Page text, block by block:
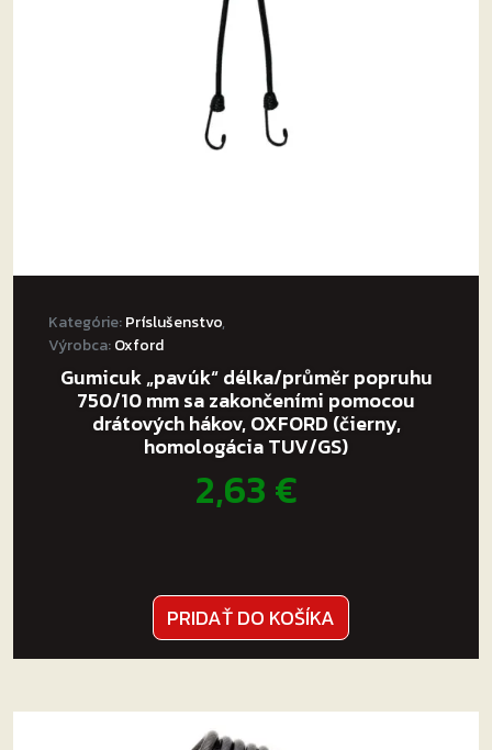
Kategórie:Príslušenstvo,
Výrobca:Oxford
Gumicuk „pavúk“ délka/průměr popruhu
750/10 mm sa zakončeními pomocou
drátových hákov, OXFORD (čierny,
homologácia TUV/GS)
2,63€
PRIDAŤ DO KOŠÍKA